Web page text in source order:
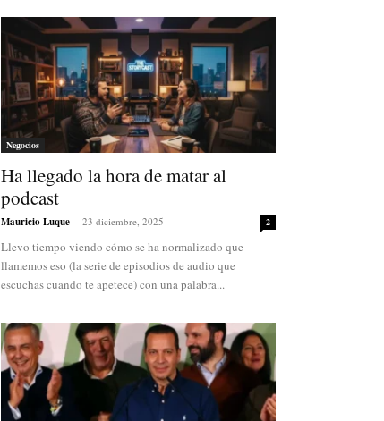
Negocios
Ha llegado la hora de matar al
podcast
Mauricio Luque - 23 diciembre, 2025 2
Llevo tiempo viendo cómo se ha normalizado que
llamemos eso (la serie de episodios de audio que
escuchas cuando te apetece) con una palabra...